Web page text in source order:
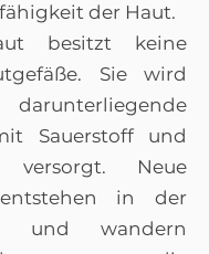
der Haut.
besitzt keine
Sie wird
Sauerstoff und
versorgt. Neue
in der
und wandern